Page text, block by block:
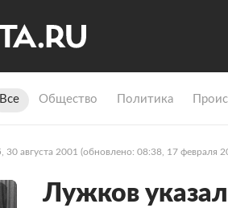
Все Общество Политика
30 августа 2001 (обновлено: 08:38, 17 февраля
Лужков